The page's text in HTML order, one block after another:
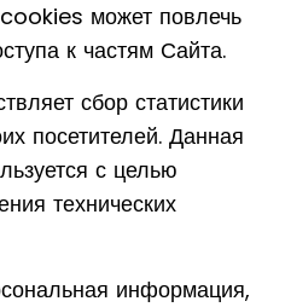
может повлечь
к частям Сайта.
сбор статистики
посетителей. Данная
с целью
технических
информация,